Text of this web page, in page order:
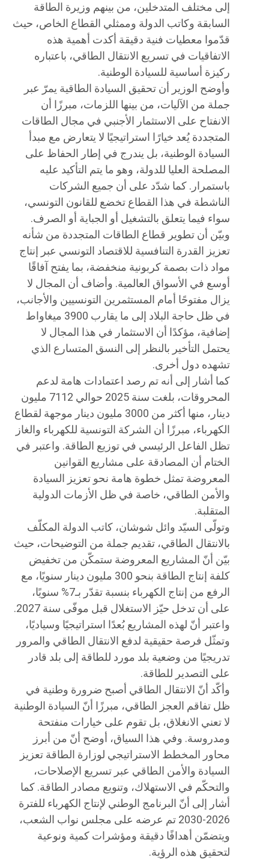
إلى مختلف المتدخلين، من بينهم وزيرة الطاقة
السابقة وكاتب الدولة وممثلي القطاع الخاص، حيث
قدّموا معطيات فنية دقيقة أكدت أهمية هذه
الاتفاقيات في تسريع الانتقال الطاقي، باعتباره
ركيزة أساسية للسيادة الوطنية.
وأوضح الوزير أن تحقيق السيادة الطاقية يمرّ عبر
جملة من الآليات، من بينها اللزمات، مبرزًا أن
الانفتاح على الاستثمار الأجنبي في مجال الطاقات
المتجددة يُعد خيارًا استراتيجيًا لا يتعارض مع مبدأ
السيادة الوطنية، بل يندرج في إطار الحفاظ على
المصلحة العليا للدولة، وهو ما يتم التأكيد عليه
باستمرار. كما شدّد على أن جميع الشركات
الناشطة في هذا القطاع تخضع للقانون التونسي،
سواء فيما يتعلق بالتشغيل أو الجباية أو الصرف.
وبيّن أن تطوير قطاع الطاقات المتجددة من شأنه
تعزيز القدرة التنافسية للاقتصاد التونسي عبر إنتاج
مواد ذات بصمة كربونية منخفضة، بما يفتح آفاقًا
أوسع في الأسواق العالمية. وأضاف أن المجال لا
يزال مفتوحًا أمام المستثمرين التونسيين والأجانب،
في ظل حاجة البلاد إلى ما يقارب 3900 ميغاواط
إضافية، مؤكدًا أن الاستثمار في هذا المجال لا
يحتمل التأخير بالنظر إلى النسق المتسارع الذي
تشهده دول أخرى.
كما أشار إلى أنه تم رصد اعتمادات هامة لدعم
المحروقات، بلغت سنة 2025 حوالي 7112 مليون
دينار، منها أكثر من 3000 مليون دينار موجهة لقطاع
الكهرباء، مبرزًا أن الشركة التونسية للكهرباء والغاز
تظل الفاعل الرئيسي في توزيع الطاقة. واعتبر في
الختام أن المصادقة على مشاريع القوانين
المعروضة تمثل خطوة هامة نحو تعزيز السيادة
والأمن الطاقي، خاصة في ظل الأزمات الدولية
المتقلبة.
وتولّى السيّد وائل شوشان، كاتب الدولة المكلّف
بالانتقال الطاقي، تقديم جملة من التوضيحات، حيث
بيّن أنّ المشاريع المعروضة ستمكّن من تخفيض
كلفة إنتاج الطاقة بنحو 300 مليون دينار سنويًا، مع
الرفع من إنتاج الكهرباء بنسبة تقدّر بـ7% سنويًا،
على أن تدخل حيّز الاستغلال قبل موفّى سنة 2027.
واعتبر أنّ لهذه المشاريع بُعدًا استراتيجيًا وسياديًا،
وتمثّل فرصة حقيقية لدفع الانتقال الطاقي والمرور
تدريجيًا من وضعية بلد مورد للطاقة إلى بلد قادر
على التصدير للطاقة.
وأكّد أنّ الانتقال الطاقي أصبح ضرورة وطنية في
ظل تفاقم العجز الطاقي، مبرزًا أنّ السيادة الوطنية
لا تعني الانغلاق، بل تقوم على خيارات منفتحة
ومدروسة. وفي هذا السياق، أوضح أنّ من أبرز
محاور المخطط الاستراتيجي لوزارة الطاقة تعزيز
السيادة والأمن الطاقي عبر تسريع الإصلاحات،
والتحكّم في الاستهلاك، وتنويع مصادر الطاقة. كما
أشار إلى أنّ البرنامج الوطني لإنتاج الكهرباء للفترة
2026-2030 تم عرضه على مجلس نواب الشعب،
ويتضمّن أهدافًا دقيقة ومؤشرات كمية ونوعية
لتحقيق هذه الرؤية.